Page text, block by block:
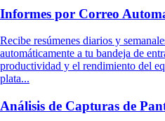
Informes por Correo
Recibe resúmenes diarios y
automáticamente a tu bandeja de
productividad y el rendimiento del
plata...
Análisis de Capturas de